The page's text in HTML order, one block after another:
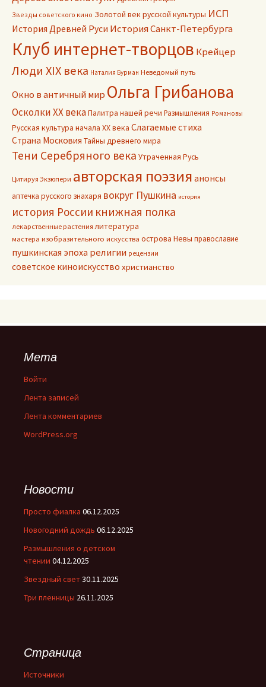
Звезды советского кино Золотой век русской культуры ИСП
История Древней Руси История Санкт-Петербурга
Клуб интернет-творцов Крейцер
Люди XIX века Наталия Бурман Неведомый путь
Окно в античный мир Ольга Грибанова
Осколки ХХ векаПалитра нашей речи Размышления Романовы
Русская культура начала ХХ века Слагаемые стиха
Страна Московия Тайны древнего мира
Тени Серебряного века Утраченная Русь
Цитируя Экзюпери авторская поэзия анонсы
аптечка русского знахаря вокруг Пушкина история
история России книжная полка
лекарственные растения литература
мастера изобразительного искусства острова Невы православие
пушкинская эпоха религии рецензии
советское киноискусство христианство
Мета
Войти
Лента записей
Лента комментариев
WordPress.org
Новости
Просто фиалка 06.12.2025
Новогодний дождь 06.12.2025
Размышления о детском
чтении 04.12.2025
Звездный свет30.11.2025
Три пленницы 26.11.2025
Страница
Источники